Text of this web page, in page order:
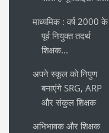
माध्यमिक : वर्ष 2000 के
पूर्व नियुक्त तदर्थ
शिक्षक...
अपने स्कूल को निपुण
बनाएंगे SRG, ARP
और संकुल शिक्षक
अभिभावक और शिक्षक